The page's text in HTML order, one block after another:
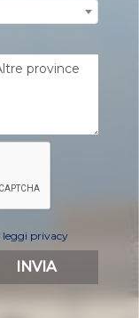
leggi privacy
INVIA